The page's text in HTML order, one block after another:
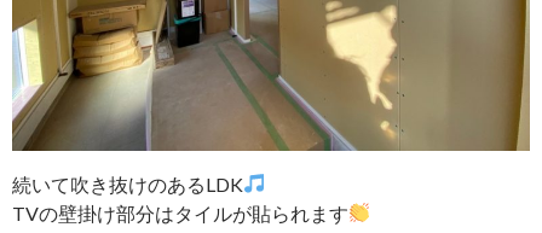
続いて吹き抜けのあるLDK
TVの壁掛け部分はタイルが貼られます